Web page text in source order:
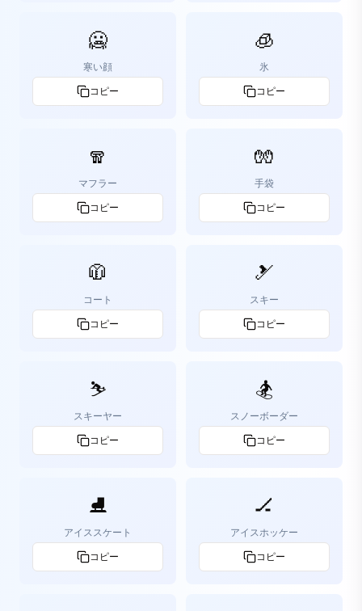
🥶
寒い顔
コピー
🧊
氷
コピー
🧣
マフラー
コピー
🧤
手袋
コピー
🧥
コート
コピー
🎿
スキー
コピー
⛷️
スキーヤー
コピー
🏂
スノーボーダー
コピー
⛸️
アイススケート
コピー
🏒
アイスホッケー
コピー